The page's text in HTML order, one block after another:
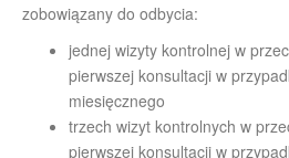
zobowiązany do odbycia:
jednej wizyty kontrolnej w
pierwszej konsultacji w
miesięcznego
trzech wizyt kontrolnych w
pierwszej konsultacji w